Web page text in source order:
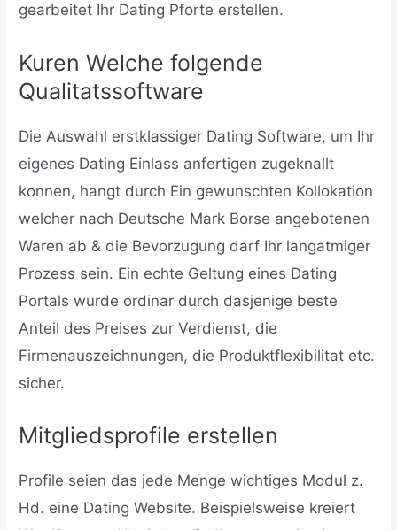
gearbeitet Ihr Dating Pforte erstellen.
Kuren Welche folgende
Qualitatssoftware
Die Auswahl erstklassiger Dating Software, um Ihr
eigenes Dating Einlass anfertigen zugeknallt
konnen, hangt durch Ein gewunschten Kollokation
welcher nach Deutsche Mark Borse angebotenen
Waren ab & die Bevorzugung darf Ihr langatmiger
Prozess sein. Ein echte Geltung eines Dating
Portals wurde ordinar durch dasjenige beste
Anteil des Preises zur Verdienst, die
Firmenauszeichnungen, die Produktflexibilitat etc.
sicher.
Mitgliedsprofile erstellen
Profile seien das jede Menge wichtiges Modul z.
Hd. eine Dating Website. Beispielsweise kreiert